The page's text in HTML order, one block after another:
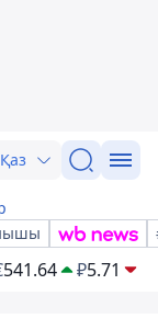
Қаз
541.64 ₽5.71